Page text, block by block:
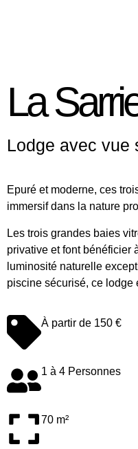
La
Lodge avec vue
Epuré et moderne, ces
immersif dans la nature
Les trois grandes baies
privative et font bénéficier
luminosité naturelle
piscine sécurisé, ce lodge
À partir de 150 €
1 à 4 Personnes
70 m²